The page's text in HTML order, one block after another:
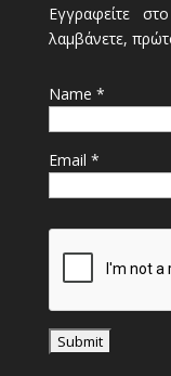
Εγγραφείτε
λαμβάνετε,
Name *
Email *